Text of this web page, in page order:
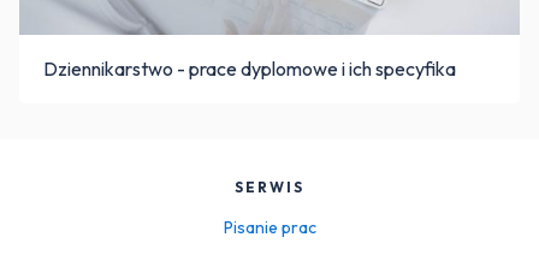
Dziennikarstwo - prace dyplomowe i ich specyfika
SERWIS
Pisanie prac